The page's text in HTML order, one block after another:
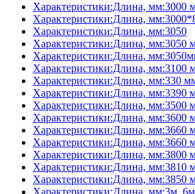
Характеристики:Длина, мм:3000
Характеристики:Длина,
Характеристики:Длина, мм:3050
Характеристики:Длина, мм:3050
Характеристики:Длина,
Характеристики:Длина, мм:3100
Характеристики:Длина, мм:330
Характеристики:Длина, мм:3390
Характеристики:Длина, мм:3500
Характеристики:Длина, мм:3600
Характеристики:Длина, мм:3660
Характеристики:Длина, мм:3660
Характеристики:Длина, мм:3800
Характеристики:Длина, мм:3810
Характеристики:Длина, мм:3850
Характеристики:Длина, мм:3м, 6м